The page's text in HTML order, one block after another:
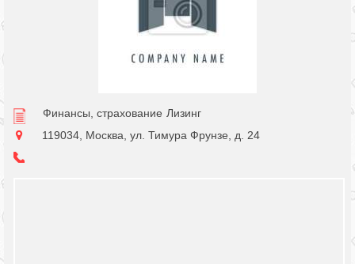
Финансы, страхование Лизинг
119034, Москва, ул. Тимура Фрунзе, д. 24